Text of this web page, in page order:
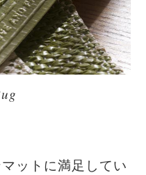
ットに満足してい